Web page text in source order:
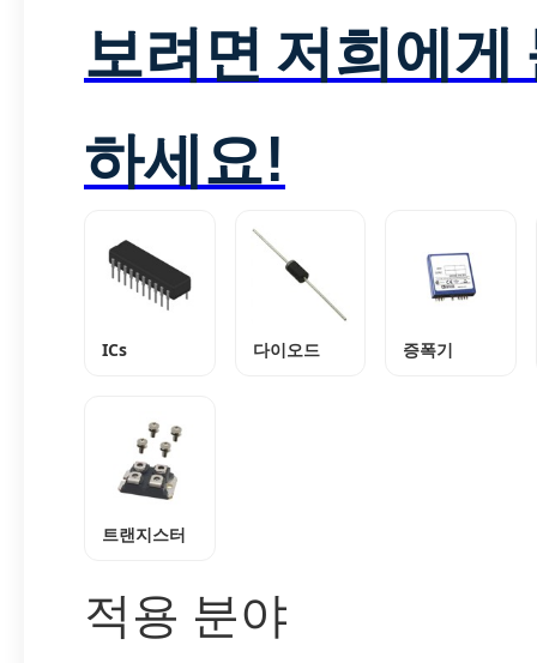
보려면 저희에게
하세요!
ICs 다이오드 증폭기
트랜지스터
적용 분야